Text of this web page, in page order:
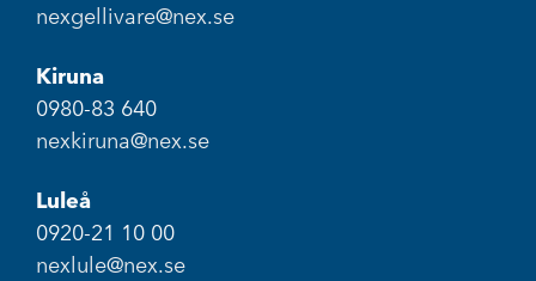
nexgellivare@nex.se
Kiruna
0980-83 640
nexkiruna@nex.se
Luleå
0920-21 10 00
nexlule@nex.se